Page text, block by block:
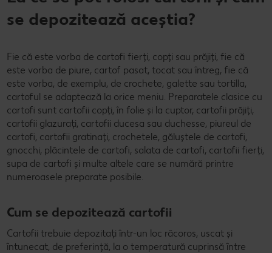
se depozitează aceștia?
Fie că este vorba de cartofi fierți, copți sau prăjiți, fie că
este vorba de piure, cartof pasat, tocat sau întreg, fie că
este vorba, de exemplu, de crochete, galette sau tortilla,
cartoful se adaptează la orice meniu. Preparatele clasice cu
cartofi sunt cartofii copți, în folie și la cuptor, cartofii prăjiți,
cartofii glazurați, cartofii ducesa sau duchesse, piureul de
cartofi, cartofii gratinați, crochetele, găluștele de cartofi,
gnocchi, plăcintele de cartofi, salata de cartofi, cartofii fierți,
supa de cartofi și multe altele care se numără printre
numeroasele preparate posibile.
Cum se depozitează cartofii
Cartofii trebuie depozitați într-un loc răcoros, uscat și
întunecat, de preferință, la o temperatură cuprinsă între